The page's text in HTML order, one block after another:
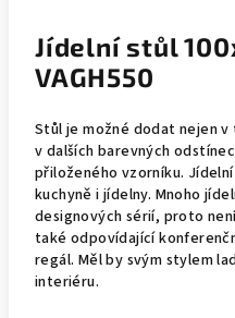
Jídelní stůl
VAGH550
Stůl je možné dodat nejen
v dalších barevných
přiloženého vzorníku.
kuchyně i jídelny. Mnoho
designových sérií, proto
také odpovídající
regál. Měl by svým stylem
interiéru.